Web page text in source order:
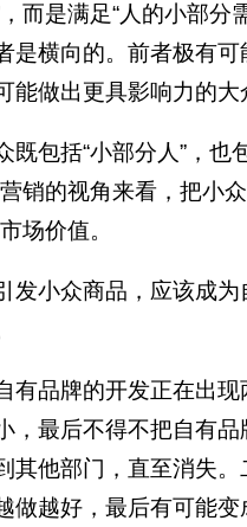
而是满足“人的小部分
是横向的。前者极有
能做出更具影响力的大
既包括“小部分人”，也
销的视角来看，把小
场价值。
发小众商品，应该成为
有品牌的开发正在出
，最后不得不把自有品
其他部门，直至消失。
做越好，最后有可能